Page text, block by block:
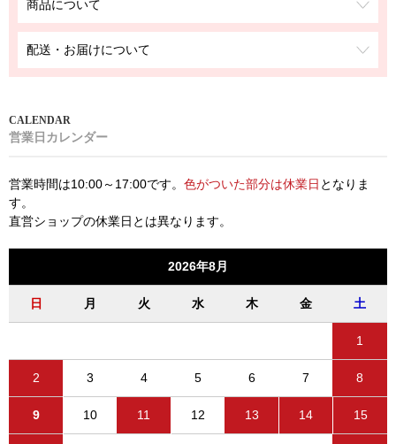
商品について
配送・お届けについて
営業日カレンダー
営業時間は10:00～17:00です。 色がついた部分は休業日 となりま
す。
直営ショップの休業日とは異なります。
2026年8月
日 月 火 水 木 金 土
1
2 3 4 5 6 7 8
9 10 11 12 13 14 15